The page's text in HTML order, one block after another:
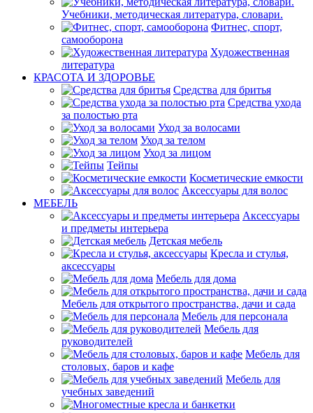
Учебники, методическая литература, словари.
Фитнес, спорт,
самооборона
Художественная
литература
КРАСОТА И ЗДОРОВЬЕ
Средства для бритья
Средства ухода
за полостью рта
Уход за волосами
Уход за телом
Уход за лицом
Тейпы
Косметические емкости
Аксессуары для волос
МЕБЕЛЬ
Аксессуары
и предметы интерьера
Детская мебель
Кресла и стулья,
аксессуары
Мебель для дома
Мебель для открытого пространства, дачи и сада
Мебель для персонала
Мебель для
руководителей
Мебель для
столовых, баров и кафе
Мебель для
учебных заведений